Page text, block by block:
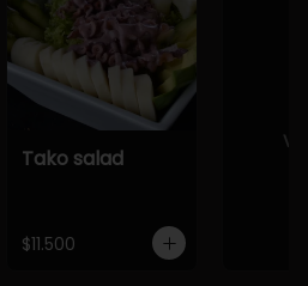
Tako salad
$11.500